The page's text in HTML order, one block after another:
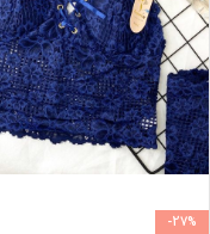
-27%